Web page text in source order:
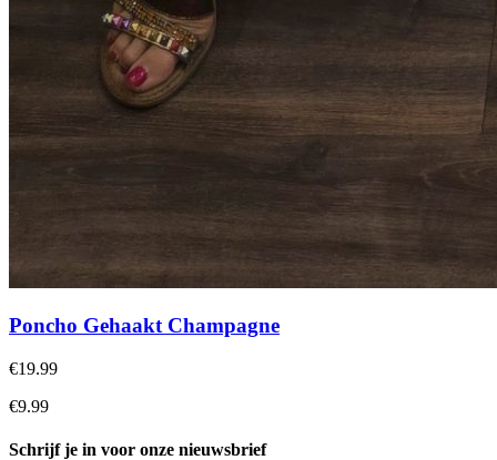
Poncho Gehaakt Champagne
€19.99
€9.99
Schrijf je in voor onze nieuwsbrief